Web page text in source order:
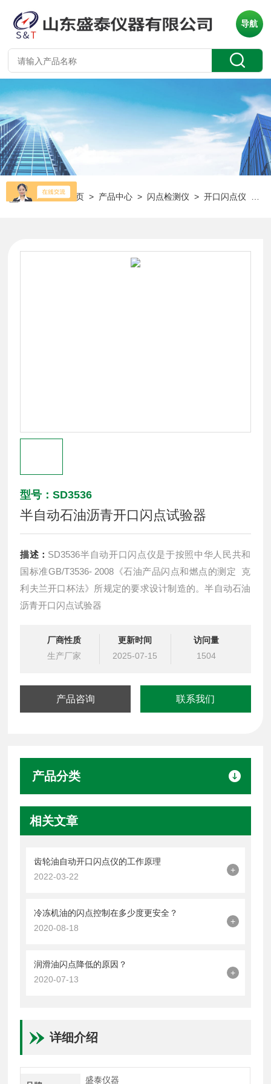
导航
当前位置：首页 > 产品中心 > 闪点检测仪 >开口闪点仪
型号：SD3536
半自动石油沥青开口闪点试验器
描述： SD3536半自动开口闪点仪是于按照中华人民共和
国标准GB/T3536- 2008《石油产品闪点和燃点的测定 克
利夫兰开口杯法》所规定的要求设计制造的。半自动石油
沥青开口闪点试验器
厂商性质
生产厂家
更新时间
2025-07-15
访问量
1504
产品咨询 联系我们
产品分类
相关文章
齿轮油自动开口闪点仪的工作原理
2022-03-22
+
冷冻机油的闪点控制在多少度更安全？
2020-08-18
+
润滑油闪点降低的原因？
2020-07-13
+
详细介绍
盛泰仪器